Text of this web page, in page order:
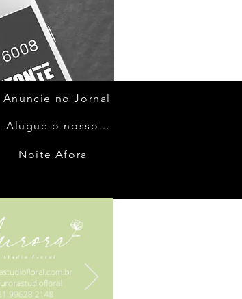
Anuncie no Jornal
Alugue o nosso espaço
Noite Afora